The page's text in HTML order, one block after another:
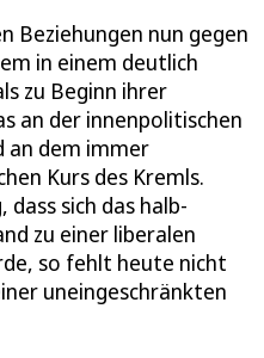
Beziehungen nun gegen
in einem deutlich
zu Beginn ihrer
an der innenpolitischen
an dem immer
Kurs des Kremls.
sich das halb-
zu einer liberalen
so fehlt heute nicht
uneingeschränkten